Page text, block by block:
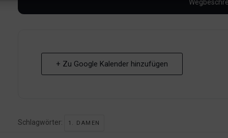
+ Zu Google Kalender hinzufügen
Schlagwörter: 1. DAMEN